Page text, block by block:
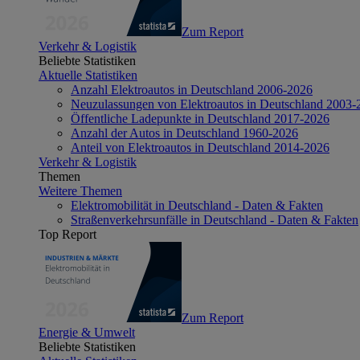
Zum Report
Verkehr & Logistik
Beliebte Statistiken
Aktuelle Statistiken
Anzahl Elektroautos in Deutschland 2006-2026
Neuzulassungen von Elektroautos in Deutschland 2003-
Öffentliche Ladepunkte in Deutschland 2017-2026
Anzahl der Autos in Deutschland 1960-2026
Anteil von Elektroautos in Deutschland 2014-2026
Verkehr & Logistik
Themen
Weitere Themen
Elektromobilität in Deutschland - Daten & Fakten
Straßenverkehrsunfälle in Deutschland - Daten & Fakten
Top Report
Zum Report
Energie & Umwelt
Beliebte Statistiken